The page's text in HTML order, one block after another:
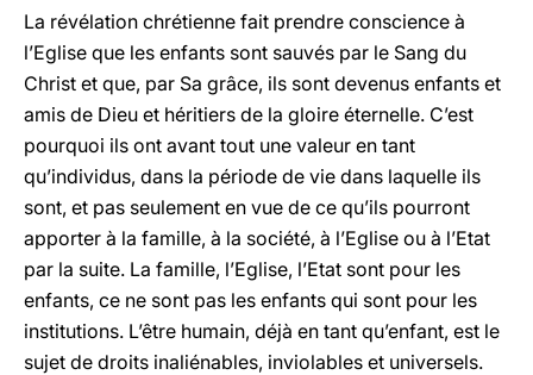
La révélation chrétienne fait prendre conscience à
l’Eglise que les enfants sont sauvés par le Sang du
Christ et que, par Sa grâce, ils sont devenus enfants et
amis de Dieu et héritiers de la gloire éternelle. C’est
pourquoi ils ont avant tout une valeur en tant
qu’individus, dans la période de vie dans laquelle ils
sont, et pas seulement en vue de ce qu’ils pourront
apporter à la famille, à la société, à l’Eglise ou à l’Etat
par la suite. La famille, l’Eglise, l’Etat sont pour les
enfants, ce ne sont pas les enfants qui sont pour les
institutions. L’être humain, déjà en tant qu’enfant, est le
sujet de droits inaliénables, inviolables et universels.